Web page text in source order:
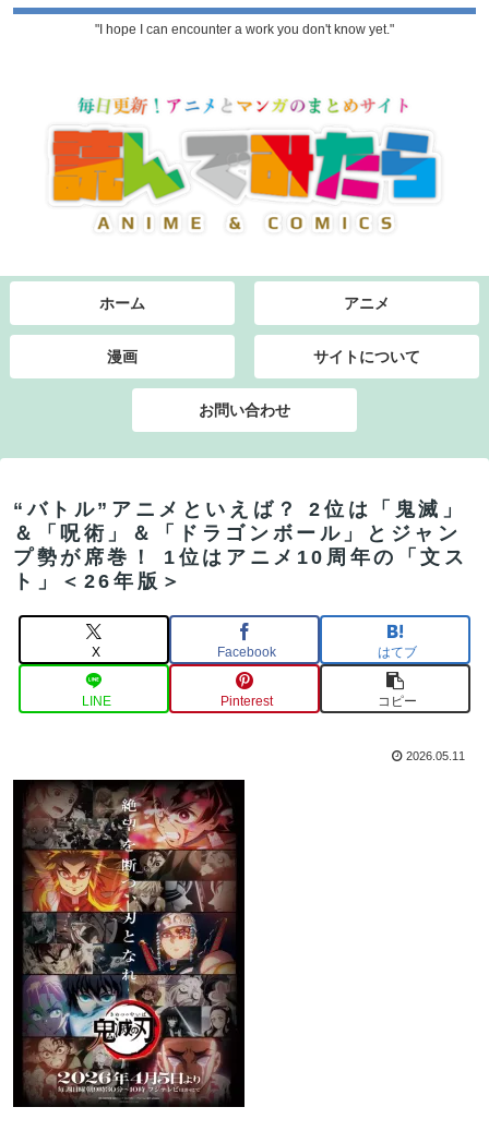
"I hope I can encounter a work you don't know yet."
ホーム アニメ
漫画 サイトについて
お問い合わせ
“バトル”アニメといえば？ 2位は「鬼滅」
＆「呪術」＆「ドラゴンボール」とジャン
プ勢が席巻！ 1位はアニメ10周年の「文ス
ト」＜26年版＞
X Facebook はてブ
LINE Pinterest コピー
2026.05.11